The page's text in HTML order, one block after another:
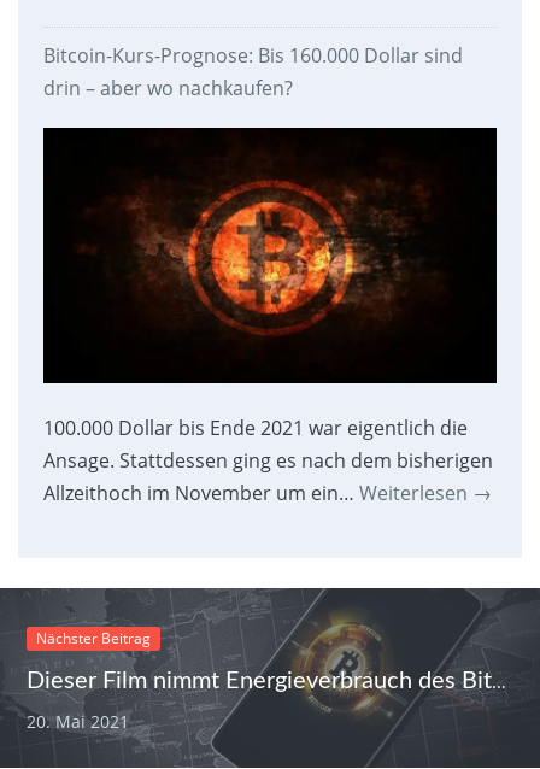
Bitcoin-Kurs-Prognose: Bis 160.000 Dollar sind
drin – aber wo nachkaufen?
100.000 Dollar bis Ende 2021 war eigentlich die
Ansage. Stattdessen ging es nach dem bisherigen
Allzeithoch im November um ein… Weiterlesen →
Nächster Beitrag
Dieser Film nimmt Energieverbrauch des Bitcoin ins Visier – und will aufklären
20. Mai 2021